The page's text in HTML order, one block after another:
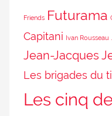
Friends Futurama
Capitani Ivan Rousseau
Jean-Jacques
Les brigades du
Les cinq